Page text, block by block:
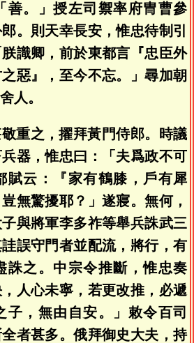
善。」授左司禦率府冑曹參
。則天幸長安，惟忠待制引
識卿，前於東都言『忠臣外
惡』，至今不忘。」尋加朝
人。
重之，擢拜黃門侍郎。時議
器，惟忠曰：「夫爲政不可
賦云：『家有鶴膝，戶有犀
無驚擾耶？」遂寢。無何，
與將軍李多祚等舉兵誅武三
誤守門者並配流，將行，有
誅之。中宗令推斷，惟忠奏
人心未寧，若更改推，必遞
子，無由自安。」敕令百司
者甚多。俄拜御史大夫，持